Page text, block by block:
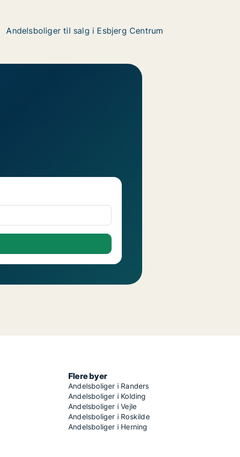
Andelsboliger til salg i Esbjerg Centrum
Flere byer
Andelsboliger i Randers
Andelsboliger i Kolding
Andelsboliger i Vejle
Andelsboliger i Roskilde
Andelsboliger i Herning